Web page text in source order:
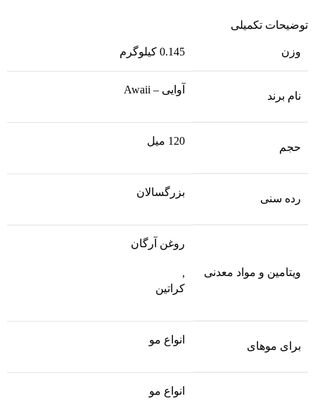
توضیحات تکمیلی
وزن 0.145 کیلوگرم
نام برند
آوایی – Awaii
حجم
120 میل
رده سنی
بزرگسالان
ویتامین و مواد معدنی
روغن آرگان
,
کراتین
برای موهای
انواع مو
انواع مو